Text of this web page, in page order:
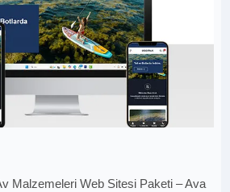
Malzemeleri Web Sitesi Paketi – Ava